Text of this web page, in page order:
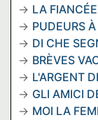
LA
PUDEURS
DI CHE
BRÈVES
L'ARGENT
GLI AMICI
MOI LA